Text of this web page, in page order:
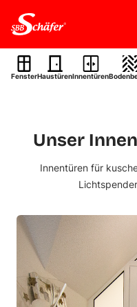
FensterHaustürenInnentüren
Innentüren nach
Unser
Innentüren für